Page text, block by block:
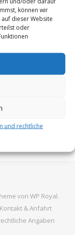
können wir
dieser Website
oder
und rechtliche
und ist in viele
Eine der
Bereich ist
Inhalte wie
von WP Royal.
Kontakt & Anfahrt
Angaben